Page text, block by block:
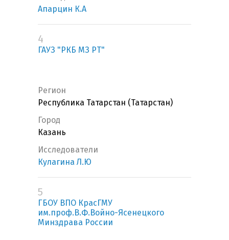
Апарцин К.А
4
ГАУЗ "РКБ МЗ РТ"
Регион
Республика Татарстан (Татарстан)
Город
Казань
Исследователи
Кулагина Л.Ю
5
ГБОУ ВПО КрасГМУ
им.проф.В.Ф.Войно-Ясенецкого
Минздрава России